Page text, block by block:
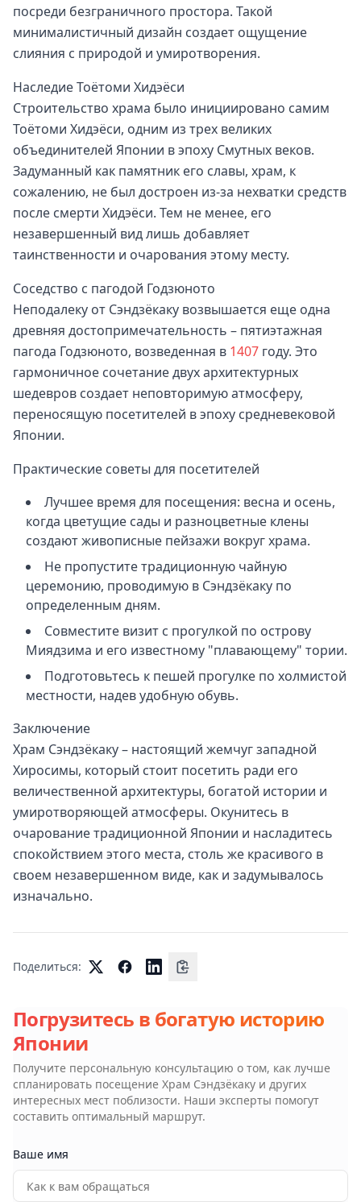
посреди безграничного простора. Такой
минималистичный дизайн создает ощущение
слияния с природой и умиротворения.
Наследие Тоётоми Хидэёси
Строительство храма было инициировано самим
Тоётоми Хидэёси, одним из трех великих
объединителей Японии в эпоху Смутных веков.
Задуманный как памятник его славы, храм, к
сожалению, не был достроен из-за нехватки средств
после смерти Хидэёси. Тем не менее, его
незавершенный вид лишь добавляет
таинственности и очарования этому месту.
Соседство с пагодой Годзюното
Неподалеку от Сэндзёкаку возвышается еще одна
древняя достопримечательность – пятиэтажная
пагода Годзюното, возведенная в 1407 году. Это
гармоничное сочетание двух архитектурных
шедевров создает неповторимую атмосферу,
переносящую посетителей в эпоху средневековой
Японии.
Практические советы для посетителей
Лучшее время для посещения: весна и осень,
когда цветущие сады и разноцветные клены
создают живописные пейзажи вокруг храма.
Не пропустите традиционную чайную
церемонию, проводимую в Сэндзёкаку по
определенным дням.
Совместите визит с прогулкой по острову
Миядзима и его известному "плавающему" тории.
Подготовьтесь к пешей прогулке по холмистой
местности, надев удобную обувь.
Заключение
Храм Сэндзёкаку – настоящий жемчуг западной
Хиросимы, который стоит посетить ради его
величественной архитектуры, богатой истории и
умиротворяющей атмосферы. Окунитесь в
очарование традиционной Японии и насладитесь
спокойствием этого места, столь же красивого в
своем незавершенном виде, как и задумывалось
изначально.
Поделиться:
Погрузитесь в богатую историю
Японии
Получите персональную консультацию о том, как лучше
спланировать посещение Храм Сэндзёкаку и других
интересных мест поблизости. Наши эксперты помогут
составить оптимальный маршрут.
Ваше имя